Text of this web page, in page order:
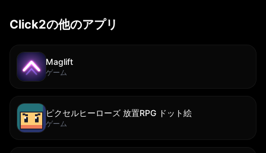
Click2の他のアプリ
Maglift
ゲーム
ピクセルヒーローズ 放置RPG ドット絵
ゲーム